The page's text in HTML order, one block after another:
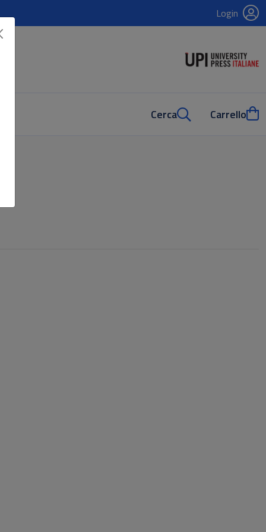
Login
Cerca Carrello